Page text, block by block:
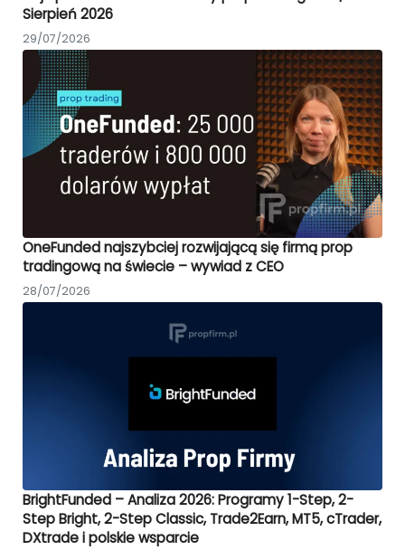
Sierpień 2026
29/07/2026
OneFunded najszybciej rozwijającą się firmą prop
tradingową na świecie – wywiad z CEO
28/07/2026
BrightFunded – Analiza 2026: Programy 1-Step, 2-
Step Bright, 2-Step Classic, Trade2Earn, MT5, cTrader,
DXtrade i polskie wsparcie